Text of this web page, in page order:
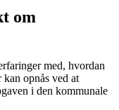
om
med, hvordan
kan opnås ved at
i den kommunale